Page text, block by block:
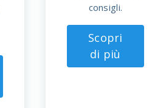
consigli.
Scopri
di più